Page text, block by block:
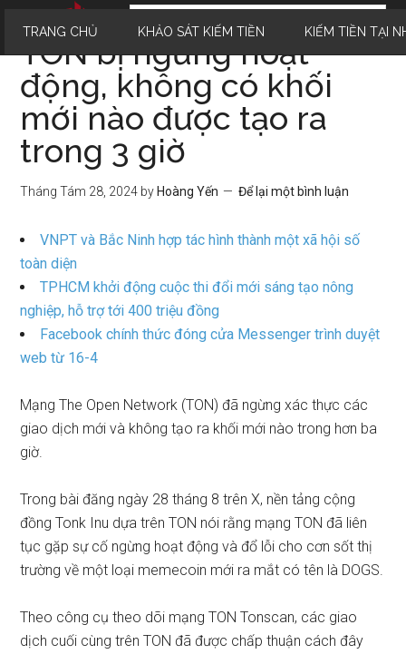
TRANG CHỦ KHẢO SÁT KIẾM TIỀN KIẾM TIỀN TẠI
TON bị ngừng hoạt
động, không có khối
mới nào được tạo ra
trong 3 giờ
Tháng Tám 28, 2024 by Hoàng Yến Để lại một bình luận
VNPT và Bắc Ninh hợp tác hình thành một xã hội số
toàn diện
TPHCM khởi động cuộc thi đổi mới sáng tạo nông
nghiệp, hỗ trợ tới 400 triệu đồng
Facebook chính thức đóng cửa Messenger trình duyệt
web từ 16-4
Mạng The Open Network (TON) đã ngừng xác thực các
giao dịch mới và không tạo ra khối mới nào trong hơn ba
giờ.
Trong bài đăng ngày 28 tháng 8 trên X, nền tảng cộng
đồng Tonk Inu dựa trên TON nói rằng mạng TON đã liên
tục gặp sự cố ngừng hoạt động và đổ lỗi cho cơn sốt thị
trường về một loại memecoin mới ra mắt có tên là DOGS.
Theo công cụ theo dõi mạng TON Tonscan, các giao
dịch cuối cùng trên TON đã được chấp thuận cách đây